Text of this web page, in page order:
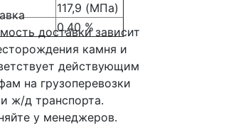
117,9 (МПа)
0,40 %
доставки зависит
камня и
действующим
на грузоперевозки
ж/д транспорта.
у менеджеров.